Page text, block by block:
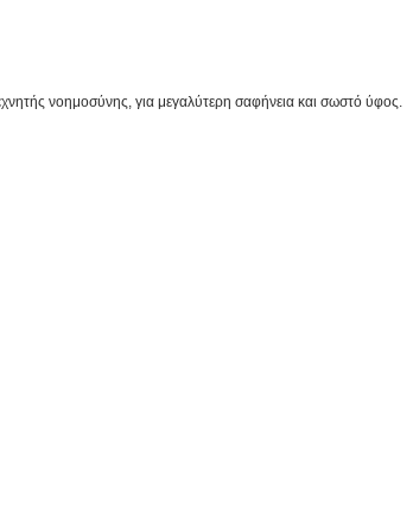
νοημοσύνης, για μεγαλύτερη σαφήνεια και σωστό ύφος.